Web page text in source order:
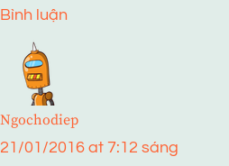
Bình luận
Ngochodiep
21/01/2016 at 7:12 sáng